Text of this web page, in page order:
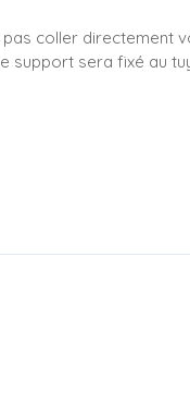
coller directement
sera fixé au